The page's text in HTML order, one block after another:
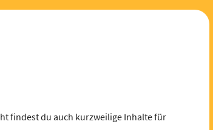
findest du auch kurzweilige Inhalte für